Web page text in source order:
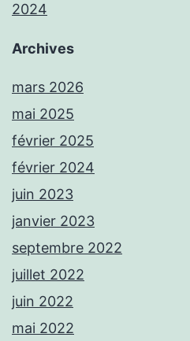
2024
Archives
mars 2026
mai 2025
février 2025
février 2024
juin 2023
janvier 2023
septembre 2022
juillet 2022
juin 2022
mai 2022